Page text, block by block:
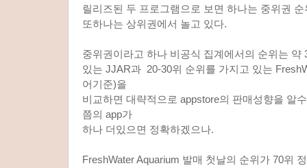
릴리즈된 두 프로그램으로 보면 하나는 중위권
또하나는 상위권에서 놀고 있다.
중위권이라고 하나 비공식 집계에서의 순위는 약
있는 JJAR과 20-30위 순위를 가지고 있는
어기준)을
비교하면 대략적으로 appstore의 판매성향을 알
쯤의 app가
하나 더있으면 정확하겠으나.
FreshWater Aquarium 발매 첫날의 순위가 70위